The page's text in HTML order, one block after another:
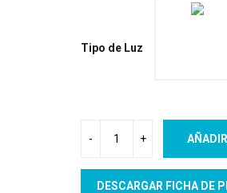
Tipo de Luz
DESCARGAR FICHA DE